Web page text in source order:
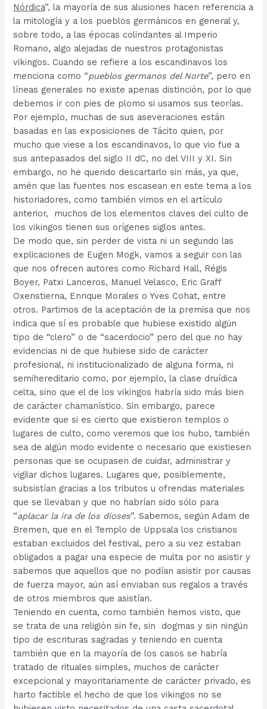
Nórdica”, la mayoría de sus alusiones hacen referencia a
la mitología y a los pueblos germánicos en general y,
sobre todo, a las épocas colindantes al Imperio
Romano, algo alejadas de nuestros protagonistas
vikingos. Cuando se refiere a los escandinavos los
menciona como “pueblos germanos del Norte”, pero en
líneas generales no existe apenas distinción, por lo que
debemos ir con pies de plomo si usamos sus teorías.
Por ejemplo, muchas de sus aseveraciones están
basadas en las exposiciones de Tácito quien, por
mucho que viese a los escandinavos, lo que vio fue a
sus antepasados del siglo II dC, no del VIII y XI. Sin
embargo, no he querido descartarlo sin más, ya que,
amén que las fuentes nos escasean en este tema a los
historiadores, como también vimos en el artículo
anterior, muchos de los elementos claves del culto de
los vikingos tienen sus orígenes siglos antes.
De modo que, sin perder de vista ni un segundo las
explicaciones de Eugen Mogk, vamos a seguir con las
que nos ofrecen autores como Richard Hall, Régis
Boyer, Patxi Lanceros, Manuel Velasco, Eric Graff
Oxenstierna, Enrique Morales o Yves Cohat, entre
otros. Partimos de la aceptación de la premisa que nos
indica que sí es probable que hubiese existido algún
tipo de “clero” o de “sacerdocio” pero del que no hay
evidencias ni de que hubiese sido de carácter
profesional, ni institucionalizado de alguna forma, ni
semihereditario como, por ejemplo, la clase druídica
celta, sino que el de los vikingos habría sido más bien
de carácter chamanístico. Sin embargo, parece
evidente que si es cierto que existieron templos o
lugares de culto, como veremos que los hubo, también
sea de algún modo evidente o necesario que existiesen
personas que se ocupasen de cuidar, administrar y
vigilar dichos lugares. Lugares que, posiblemente,
subsistían gracias a los tributos u ofrendas materiales
que se llevaban y que no habrían sido sólo para
“aplacar la ira de los dioses”. Sabemos, según Adam de
Bremen, que en el Templo de Uppsala los cristianos
estaban excluidos del festival, pero a su vez estaban
obligados a pagar una especie de multa por no asistir y
sabemos que aquellos que no podían asistir por causas
de fuerza mayor, aún así enviaban sus regalos a través
de otros miembros que asistían.
Teniendo en cuenta, como también hemos visto, que
se trata de una religión sin fe, sin dogmas y sin ningún
tipo de escrituras sagradas y teniendo en cuenta
también que en la mayoría de los casos se habría
tratado de rituales simples, muchos de carácter
excepcional y mayoritariamente de carácter privado, es
harto factible el hecho de que los vikingos no se